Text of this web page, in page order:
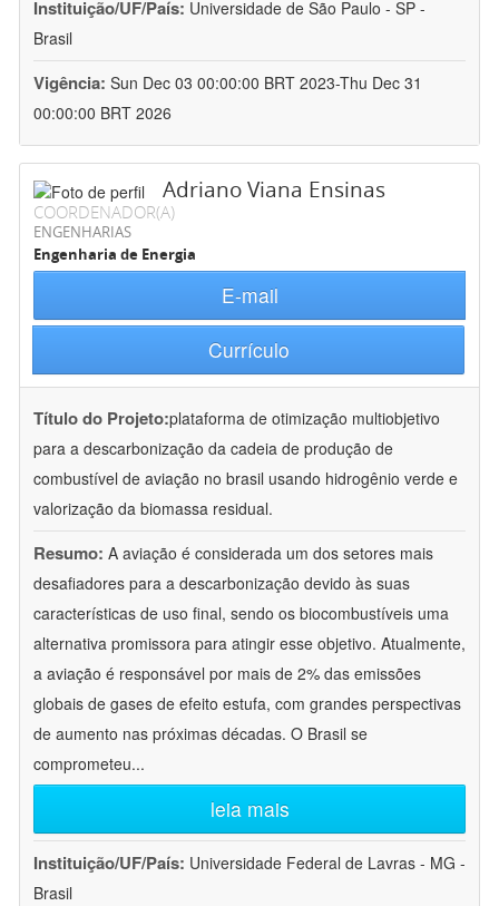
Instituição/UF/País: Universidade de São Paulo - SP -
Brasil
Vigência: Sun Dec 03 00:00:00 BRT 2023-Thu Dec 31
00:00:00 BRT 2026
Adriano Viana Ensinas
COORDENADOR(A)
ENGENHARIAS
Engenharia de Energia
E-mail
Currículo
Título do Projeto:plataforma de otimização multiobjetivo
para a descarbonização da cadeia de produção de
combustível de aviação no brasil usando hidrogênio verde e
valorização da biomassa residual.
Resumo: A aviação é considerada um dos setores mais
desafiadores para a descarbonização devido às suas
características de uso final, sendo os biocombustíveis uma
alternativa promissora para atingir esse objetivo. Atualmente,
a aviação é responsável por mais de 2% das emissões
globais de gases de efeito estufa, com grandes perspectivas
de aumento nas próximas décadas. O Brasil se
comprometeu...
leia mais
Instituição/UF/País: Universidade Federal de Lavras - MG -
Brasil